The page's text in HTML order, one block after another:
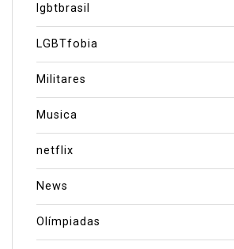
lgbtbrasil
LGBTfobia
Militares
Musica
netflix
News
Olímpiadas